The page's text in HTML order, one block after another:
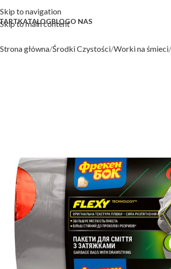
Skip to navigation
Skip to main content
KATALOGBLOGO NAS
Strona główna Środki Czystości Worki na śmieci